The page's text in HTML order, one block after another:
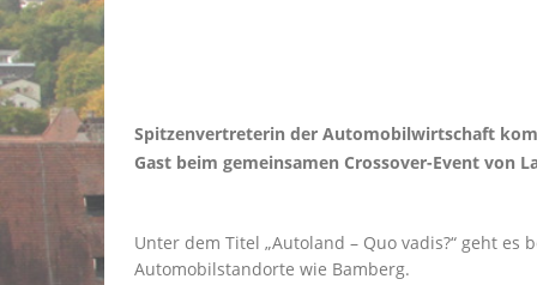
Spitzenvertreterin der Automobilwirtschaft
Gast beim gemeinsamen Crossover-Event von
Unter dem Titel „Autoland – Quo vadis?“ geht
Automobilstandorte wie Bamberg.